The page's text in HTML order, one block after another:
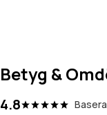
Betyg &
4.8